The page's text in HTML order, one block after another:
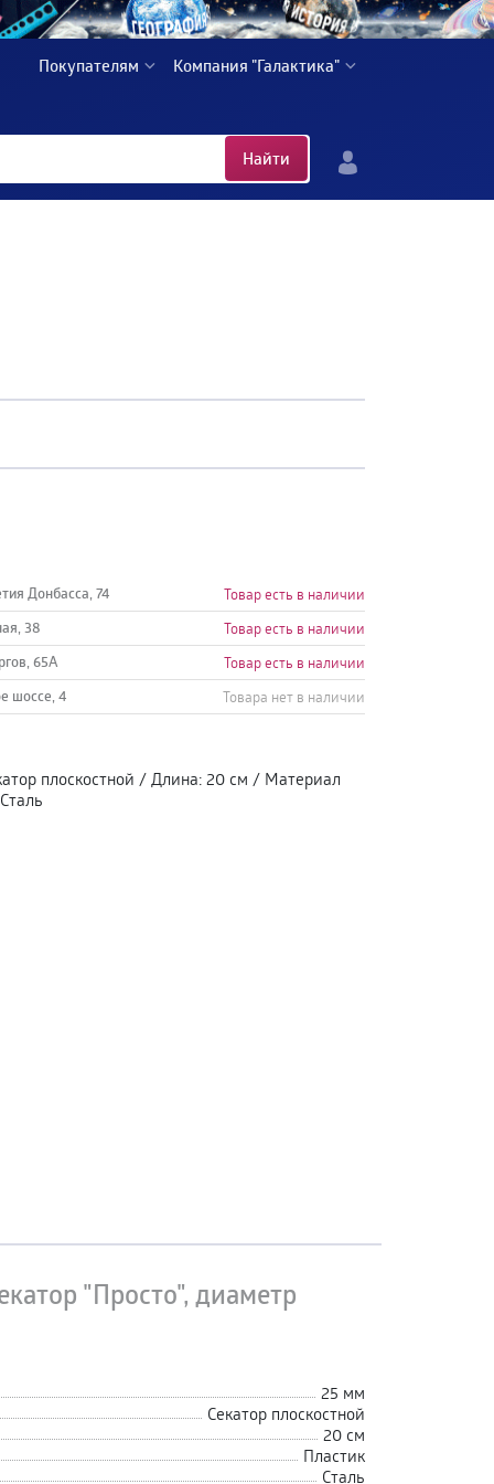
Покупателям Компания "Галактика"
Найти
Донбасса, 74 Товар есть в наличии
38 Товар есть в наличии
65А Товар есть в наличии
шоссе, 4 Товара нет в наличии
плоскостной / Длина: 20 см / Материал
Сталь
"Просто", диаметр
25 мм
Секатор плоскостной
20 см
Пластик
Сталь